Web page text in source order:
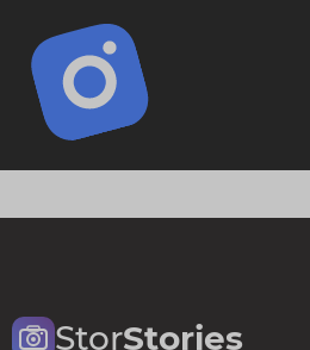
StorStories